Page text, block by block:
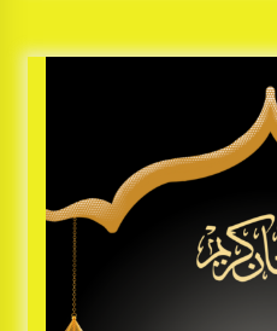
Gelar STQ ke-VII
1 tahun ago